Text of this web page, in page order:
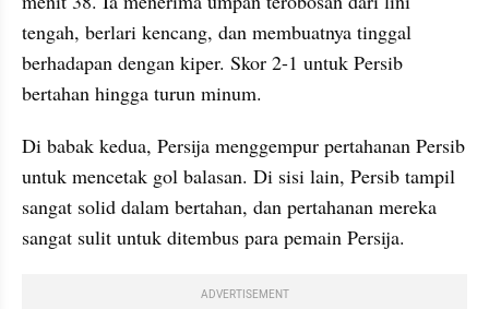
tengah, berlari kencang, dan membuatnya tinggal
berhadapan dengan kiper. Skor 2-1 untuk Persib
bertahan hingga turun minum.
Di babak kedua, Persija menggempur pertahanan Persib
untuk mencetak gol balasan. Di sisi lain, Persib tampil
sangat solid dalam bertahan, dan pertahanan mereka
sangat sulit untuk ditembus para pemain Persija.
ADVERTISEMENT